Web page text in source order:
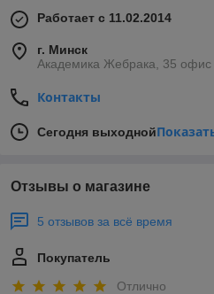
Работает с 11.02.2014
г. Минск
Академика Жебрака, 35
Контакты
Сегодня выходной
Отзывы о магазине
5 отзывов за всё время
Покупатель
Отлично